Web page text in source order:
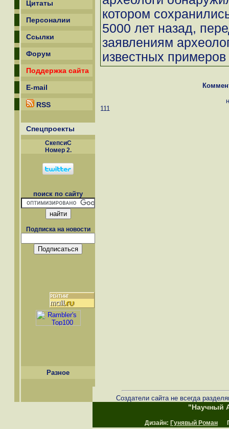
Цитаты
Персоналии
Ссылки
Форум
Поддержка сайта
E-mail
RSS
Спецпроекты
СкепсиС
Номер 2.
поиск по сайту
Подписка на новости
Разное
котором
5000 лет назад,
заявлениям
известных
111
Создатели сайта не всегда
"Научный
Дизайн: Гунявый Роман